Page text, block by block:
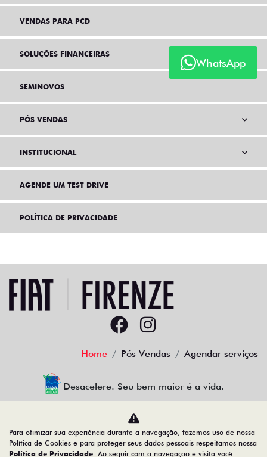
WhatsApp
VENDAS PARA PCD
SOLUÇÕES FINANCEIRAS
SEMINOVOS
PÓS VENDAS
INSTITUCIONAL
AGENDE UM TEST DRIVE
POLÍTICA DE PRIVACIDADE
Home Pós Vendas Agendar serviços
Desacelere. Seu bem maior é a vida.
Firenze Comercio de Veiculos LTDA
Para otimizar sua experiência durante a navegação, fazemos uso de nossa
Política de Cookies e para proteger seus dados pessoais respeitamos nossa
Política de Privacidade. Ao seguir com a navegação e visita você